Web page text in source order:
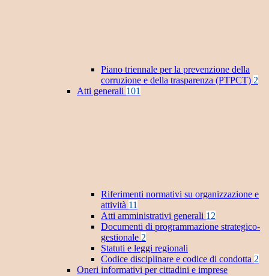
Piano triennale per la prevenzione della
corruzione e della trasparenza (PTPCT) 2
Atti generali 101
Riferimenti normativi su organizzazione e
attività 11
Atti amministrativi generali 12
Documenti di programmazione strategico-
gestionale 2
Statuti e leggi regionali
Codice disciplinare e codice di condotta 2
Oneri informativi per cittadini e imprese